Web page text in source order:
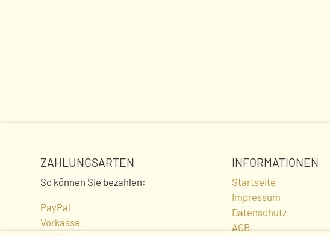
ZAHLUNGSARTEN
So können Sie bezahlen:
PayPal
Vorkasse
INFORMATIONEN
Startseite
Impressum
Datenschutz
AGB